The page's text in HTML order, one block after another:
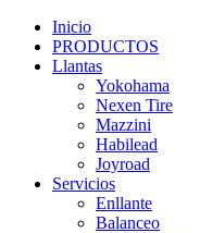
Inicio
PRODUCTOS
Llantas
Yokohama
Nexen Tire
Mazzini
Habilead
Joyroad
Servicios
Enllante
Balanceo